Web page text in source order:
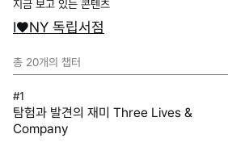
지금 보고 있는 콘텐츠
I♥NY 독립서점
총 20개의 챕터
#1
탐험과 발견의 재미 Three Lives &
Company